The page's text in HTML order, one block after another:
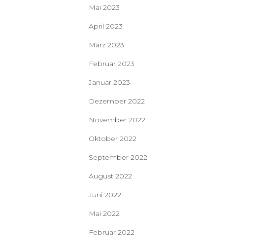
Mai 2023
April 2023
März 2023
Februar 2023
Januar 2023
Dezember 2022
November 2022
Oktober 2022
September 2022
August 2022
Juni 2022
Mai 2022
Februar 2022